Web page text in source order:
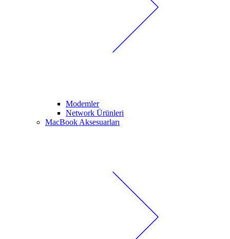
Modemler
Network Ürünleri
MacBook Aksesuarları